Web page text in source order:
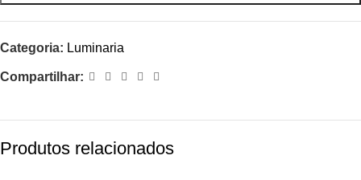
Categoria: Luminaria
Compartilhar:
Produtos relacionados